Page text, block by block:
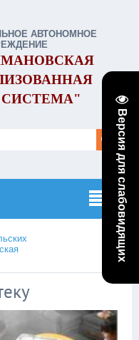
Версия для слабовидящих
АВТОНОМНОЕ